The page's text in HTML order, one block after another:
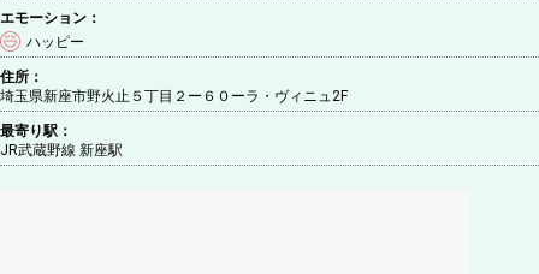
エモーション：
ハッピー
住所：
埼玉県新座市野火止５丁目２ー６０ーラ・ヴィニュ2F
最寄り駅：
JR武蔵野線 新座駅